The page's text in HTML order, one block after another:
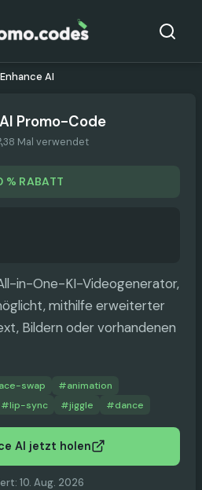
AI
Promo-Code
38 Mal verwendet
% RABATT
in-One-KI-Videogenerator,
mithilfe erweiterter
Bildern oder vorhandenen
swap #animation
#lip-sync #jiggle #dance
AI jetzt holen
: 10. Aug. 2026